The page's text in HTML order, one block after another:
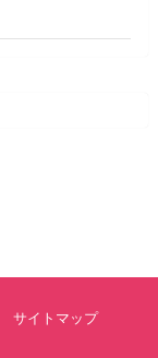
サイトマップ